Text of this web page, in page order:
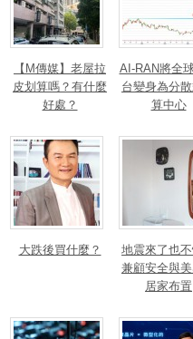
【M傳媒】老屋拉
皮划算嗎？有什麼
好處？
AI-RAN將全
台變身為分
算中心
大跌後買什麼？
地震來了也不
兼顧安全與
居家布置